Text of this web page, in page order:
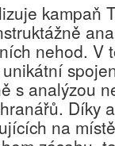
kampaň
nehod. V
s analýzou
Díky
na